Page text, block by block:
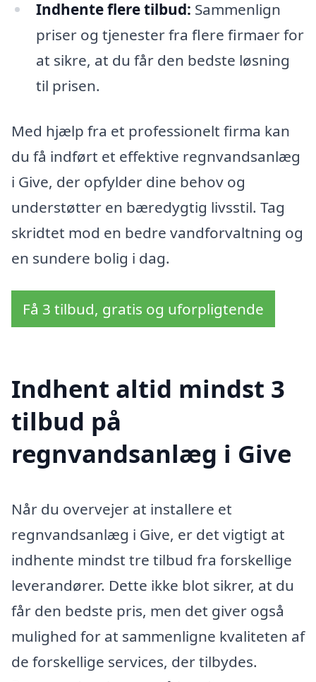
Indhente flere tilbud: Sammenlign
priser og tjenester fra flere firmaer for
at sikre, at du får den bedste løsning
til prisen.
Med hjælp fra et professionelt firma kan
du få indført et effektive regnvandsanlæg
i Give, der opfylder dine behov og
understøtter en bæredygtig livsstil. Tag
skridtet mod en bedre vandforvaltning og
en sundere bolig i dag.
Få 3 tilbud, gratis og uforpligtende
Indhent altid mindst 3
tilbud på
regnvandsanlæg i Give
Når du overvejer at installere et
regnvandsanlæg i Give, er det vigtigt at
indhente mindst tre tilbud fra forskellige
leverandører. Dette ikke blot sikrer, at du
får den bedste pris, men det giver også
mulighed for at sammenligne kvaliteten af
de forskellige services, der tilbydes.